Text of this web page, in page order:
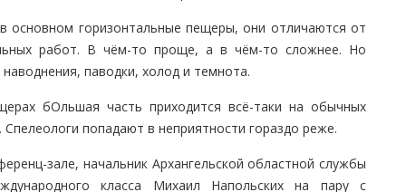
горизонтальные пещеры, они отличаются от
работ. В чём-то проще, а в чём-то сложнее. Но
паводки, холод и темнота.
бОльшая часть приходится всё-таки на обычных
попадают в неприятности гораздо реже.
зале, начальник Архангельской областной службы
класса Михаил Напольских на пару с